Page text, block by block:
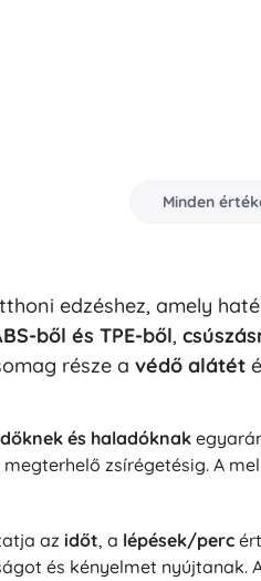
Minden
edzéshez, amely
ből és TPE-ből,
része a védő alátét
és haladóknak
zsírégetésig. A
az időt, a lépések/perc
és kényelmet nyújtanak.